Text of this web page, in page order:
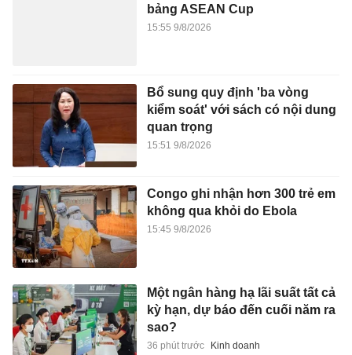
bảng ASEAN Cup
15:55 9/8/2026
Bổ sung quy định 'ba vòng
kiểm soát' với sách có nội dung
quan trọng
15:51 9/8/2026
Congo ghi nhận hơn 300 trẻ em
không qua khỏi do Ebola
15:45 9/8/2026
Một ngân hàng hạ lãi suất tất cả
kỳ hạn, dự báo đến cuối năm ra
sao?
36 phút trước Kinh doanh